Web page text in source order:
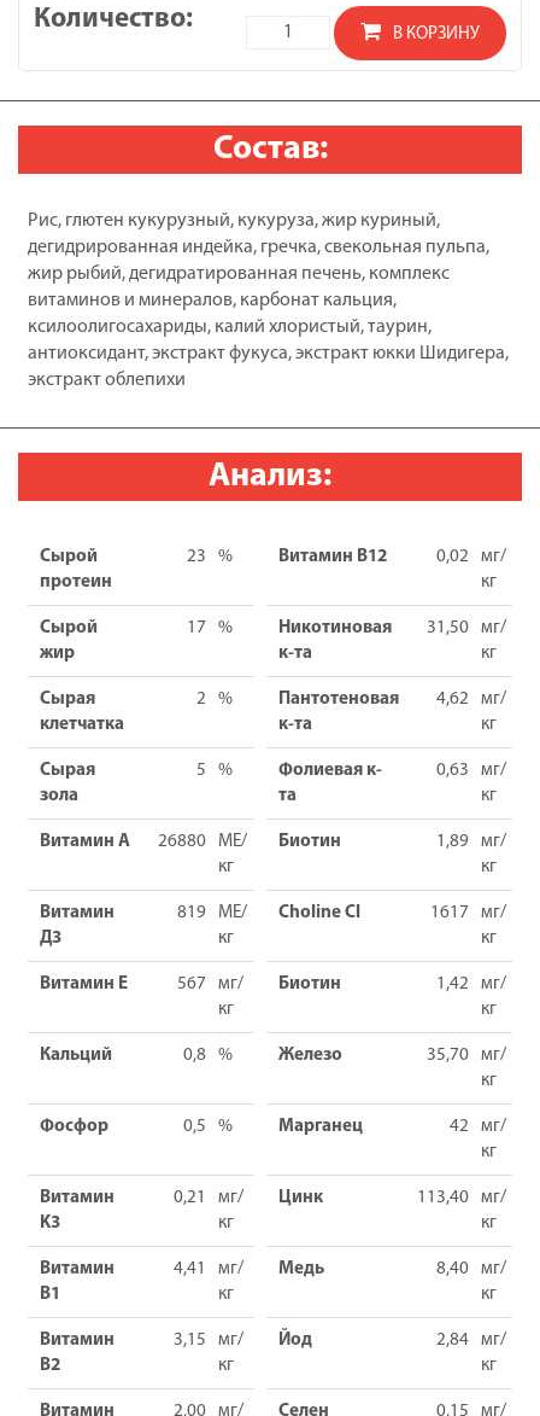
Количество
Vetline
Renal
диетический
полнорационный
кошек,
при
недостаточности,10
В КОРЗИНУ
Состав:
Рис, глютен кукурузный, кукуруза, жир куриный,
дегидрированная индейка, гречка, свекольная пульпа,
жир рыбий, дегидратированная печень, комплекс
витаминов и минералов, карбонат кальция,
ксилоолигосахариды, калий хлористый, таурин,
антиоксидант, экстракт фукуса, экстракт юкки Шидигера,
экстракт облепихи
Анализ:
Сырой
протеин
23 % Витамин B12 0,02
мг/
кг
Сырой
жир
17 %
Никотиновая
к-та
31,50
мг/
кг
Сырая
клетчатка
2 %
Пантотеновая
к-та
4,62
мг/
кг
Сырая
зола
5 %
Фолиевая к-
та
0,63
мг/
кг
Витамин А 26880
МЕ/
кг
Биотин 1,89
мг/
кг
Витамин
Д3
819
МЕ/
кг
Choline Cl 1617
мг/
кг
Витамин Е 567
мг/
кг
Биотин 1,42
мг/
кг
Кальций 0,8 % Железо 35,70
мг/
кг
Фосфор 0,5 % Марганец 42
мг/
кг
Витамин
K3
0,21
мг/
кг
Цинк 113,40
мг/
кг
Витамин
B1
4,41
мг/
кг
Медь 8,40
мг/
кг
Витамин
B2
3,15
мг/
кг
Йод 2,84
мг/
кг
Витамин 2,00 мг/ Селен 0,15 мг/